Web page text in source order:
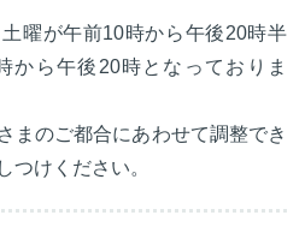
曜が午前10時から午後20時半
から午後20時となっておりま
まのご都合にあわせて調整でき
つけください。